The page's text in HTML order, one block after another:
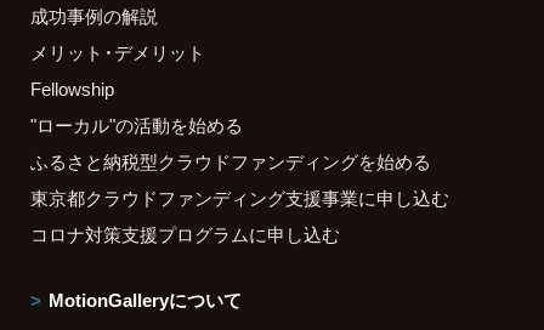
成功事例の解説
メリット・デメリット
Fellowship
"ローカル"の活動を始める
ふるさと納税型クラウドファンディングを始める
東京都クラウドファンディング支援事業に申し込む
コロナ対策支援プログラムに申し込む
MotionGalleryについて